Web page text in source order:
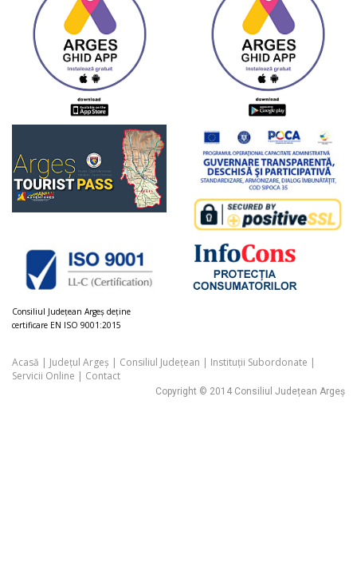
Consiliul Judeţean Argeș deţine
certificare EN ISO 9001:2015
Acasă | Județul Argeș | Consiliul Județean | Instituții Subordonate |
Servicii Online | Contact
Copyright © 2014 Consiliul Județean Argeș